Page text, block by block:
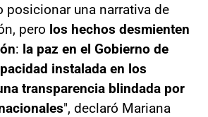
posicionar una narrativa de
pero los hechos desmienten
: la paz en el Gobierno de
instalada en los
transparencia blindada por
", declaró Mariana